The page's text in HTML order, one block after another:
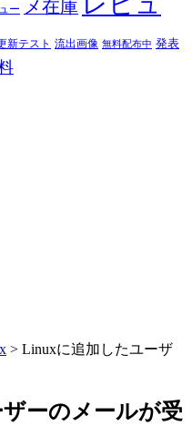
ー メ在庫
新テスト 流出画像 無料配布中 発表
> Linuxに追加したユーザ
ーのメールが受